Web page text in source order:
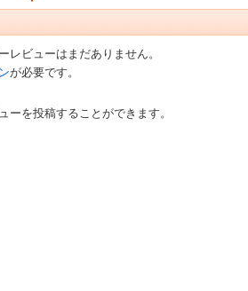
レビューはまだありません。
が必要です。
ーを投稿することができます。